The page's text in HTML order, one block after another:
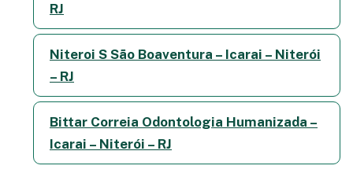
RJ
Niteroi S São Boaventura – Icarai – Niterói
– RJ
Bittar Correia Odontologia Humanizada –
Icarai – Niterói – RJ